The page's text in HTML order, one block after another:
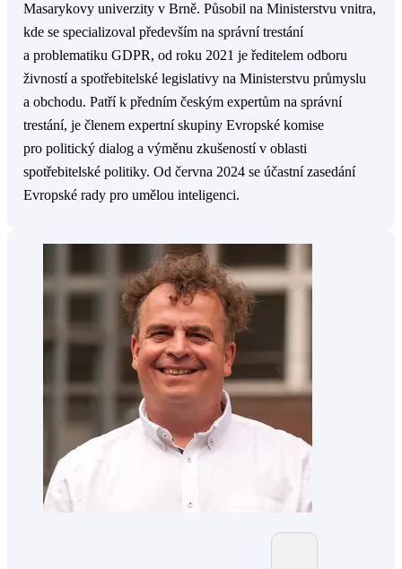
Masarykovy univerzity v Brně. Působil na Ministerstvu vnitra,
kde se specializoval především na správní trestání
a problematiku GDPR, od roku 2021 je ředitelem odboru
živností a spotřebitelské legislativy na Ministerstvu průmyslu
a obchodu. Patří k předním českým expertům na správní
trestání, je členem expertní skupiny Evropské komise
pro politický dialog a výměnu zkušeností v oblasti
spotřebitelské politiky. Od června 2024 se účastní zasedání
Evropské rady pro umělou inteligenci.